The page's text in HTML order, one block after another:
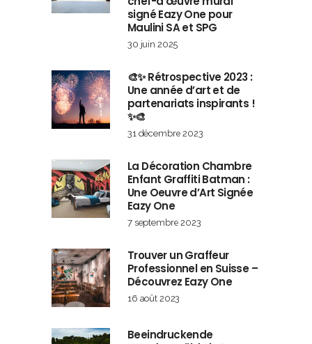
signé Eazy One pour
Maulini SA et SPG
30 juin 2025
🎨✨ Rétrospective 2023 :
Une année d’art et de
partenariats inspirants !
✨🎨
31 décembre 2023
La Décoration Chambre
Enfant Graffiti Batman :
Une Oeuvre d’Art Signée
Eazy One
7 septembre 2023
Trouver un Graffeur
Professionnel en Suisse –
Découvrez Eazy One
16 août 2023
Beeindruckende